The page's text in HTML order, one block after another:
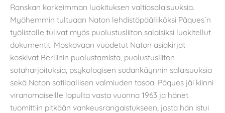
Ranskan korkeimman luokituksen valtiosalaisuuksia.
Myöhemmin tultuaan Naton lehdistöpäälliköksi Pâques´n
työlistalle tulivat myös puolustusliiton salaisiksi luokitellut
dokumentit. Moskovaan vuodetut Naton asiakirjat
koskivat Berliinin puolustamista, puolustusliiton
sotaharjoituksia, psykologisen sodankäynnin salaisuuksia
sekä Naton sotilaallisen valmiuden tasoa. Pâques jäi kiinni
viranomaiseille lopulta vasta vuonna 1963 ja hänet
tuomittiin pitkään vankeusrangaistukseen, josta hän istui